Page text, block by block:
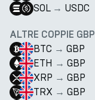
SOL → USDC
ALTRE COPPIE GBP
BTC → GBP
ETH → GBP
XRP → GBP
TRX → GBP